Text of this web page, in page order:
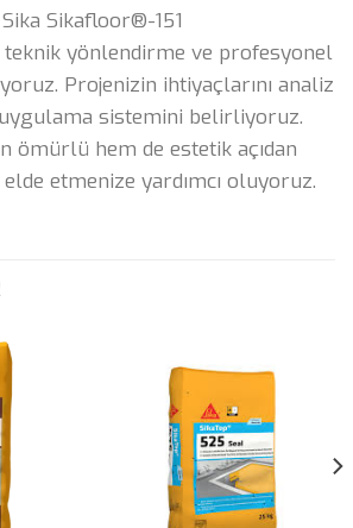
Sikafloor®-151
teknik yönlendirme ve profesyonel
Projenizin ihtiyaçlarını analiz
sistemini belirliyoruz.
ömürlü hem de estetik açıdan
etmenize yardımcı oluyoruz.